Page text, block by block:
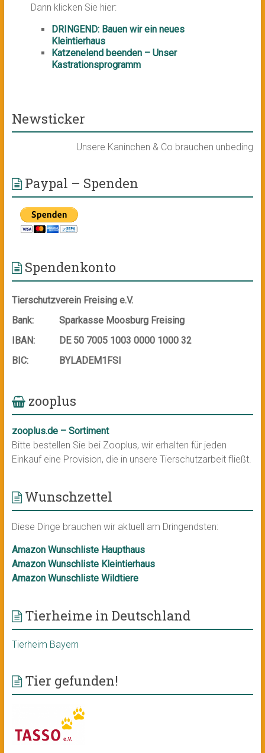
Dann klicken Sie hier:
DRINGEND: Bauen wir ein neues
Kleintierhaus
Katzenelend beenden – Unser
Kastrationsprogramm
Newsticker
Unsere Kaninchen & Co brauchen unbedingt
Paypal – Spenden
Spendenkonto
Tierschutzverein Freising e.V.
Bank:
Sparkasse Moosburg Freising
IBAN:
DE 50 7005 1003 0000 1000 32
BIC:
BYLADEM1FSI
zooplus
zooplus.de – Sortiment
Bitte bestellen Sie bei Zooplus, wir erhalten für jeden
Einkauf eine Provision, die in unsere Tierschutzarbeit fließt.
Wunschzettel
Diese Dinge brauchen wir aktuell am Dringendsten:
Amazon Wunschliste Haupthaus
Amazon Wunschliste Kleintierhaus
Amazon Wunschliste Wildtiere
Tierheime in Deutschland
Tierheim Bayern
Tier gefunden!